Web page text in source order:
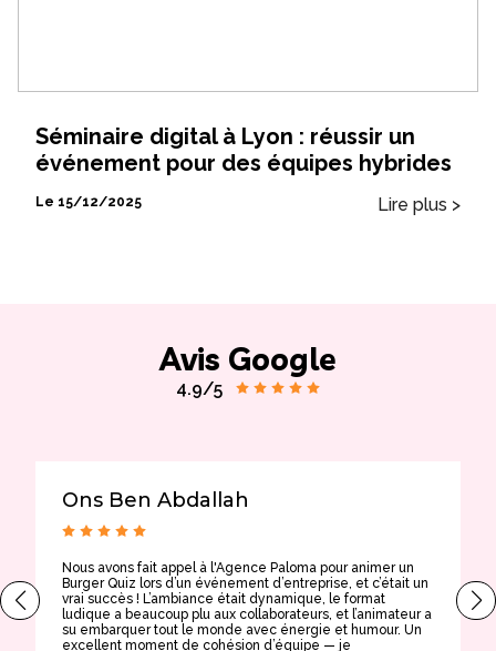
Séminaire digital à Lyon : réussir un
événement pour des équipes hybrides
Le 15/12/2025 Lire plus >
Avis Google
4.9/5
Ons Ben Abdallah
Nous avons fait appel à l'Agence Paloma pour animer un
Burger Quiz lors d’un événement d’entreprise, et c’était un
vrai succès ! L’ambiance était dynamique, le format
ludique a beaucoup plu aux collaborateurs, et l’animateur a
su embarquer tout le monde avec énergie et humour. Un
excellent moment de cohésion d’équipe — je